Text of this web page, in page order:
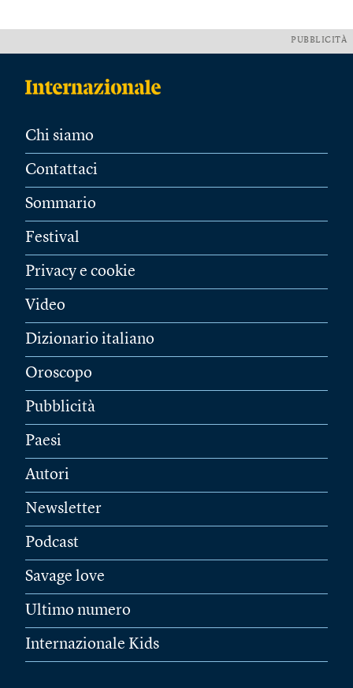
PUBBLICITÀ
Chi siamo
Contattaci
Sommario
Festival
Privacy e cookie
Video
Dizionario italiano
Oroscopo
Pubblicità
Paesi
Autori
Newsletter
Podcast
Savage love
Ultimo numero
Internazionale Kids